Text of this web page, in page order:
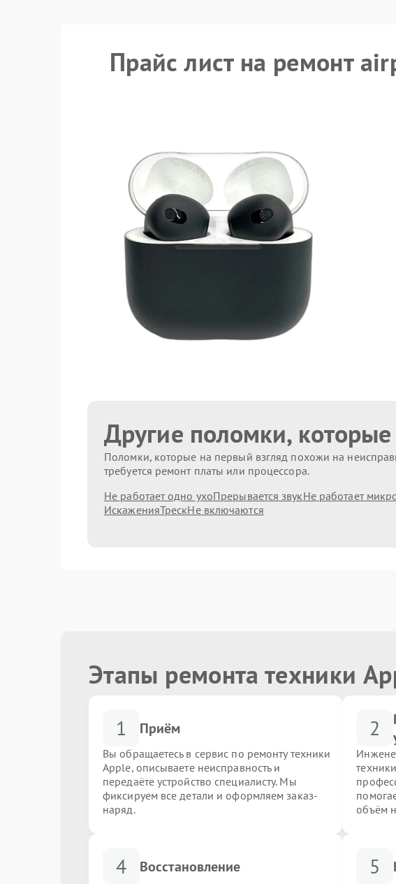
Прайс лист на ремонт
Другие поломки,
Поломки, которые на первый взгляд похожи на
требуется ремонт платы или процессора.
Не работает одно ухоПрерывается звукНе работает
ИскаженияТрескНе включаются
Этапы ремонта техники
1 Приём
Вы обращаетесь в сервис по ремонту техники
Apple, описываете неисправность и
передаёте устройство специалисту. Мы
фиксируем все детали и оформляем заказ-
наряд.
2
объём
4 Восстановление 5